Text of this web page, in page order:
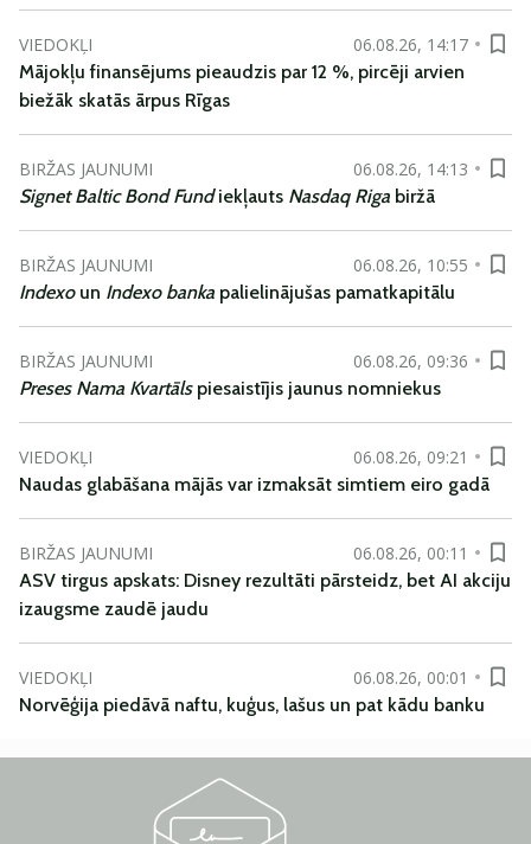
VIEDOKĻI
06.08.26, 14:17
Mājokļu finansējums pieaudzis par 12 %, pircēji arvien
biežāk skatās ārpus Rīgas
BIRŽAS JAUNUMI
06.08.26, 14:13
Signet Baltic Bond Fundiekļauts Nasdaq Riga biržā
BIRŽAS JAUNUMI
06.08.26, 10:55
Indexoun Indexo banka palielinājušas pamatkapitālu
BIRŽAS JAUNUMI
06.08.26, 09:36
Preses Nama Kvartāls piesaistījis jaunus nomniekus
VIEDOKĻI
06.08.26, 09:21
Naudas glabāšana mājās var izmaksāt simtiem eiro gadā
BIRŽAS JAUNUMI
06.08.26, 00:11
ASV tirgus apskats: Disney rezultāti pārsteidz, bet AI akciju
izaugsme zaudē jaudu
VIEDOKĻI
06.08.26, 00:01
Norvēģija piedāvā naftu, kuģus, lašus un pat kādu banku